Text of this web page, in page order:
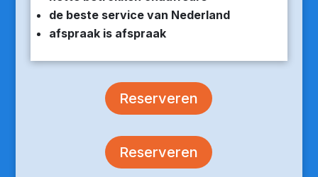
de beste service van Nederland
afspraak is afspraak
Reserveren
Reserveren